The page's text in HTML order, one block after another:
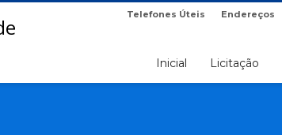
Telefones Úteis Endereços
Inicial Licitação